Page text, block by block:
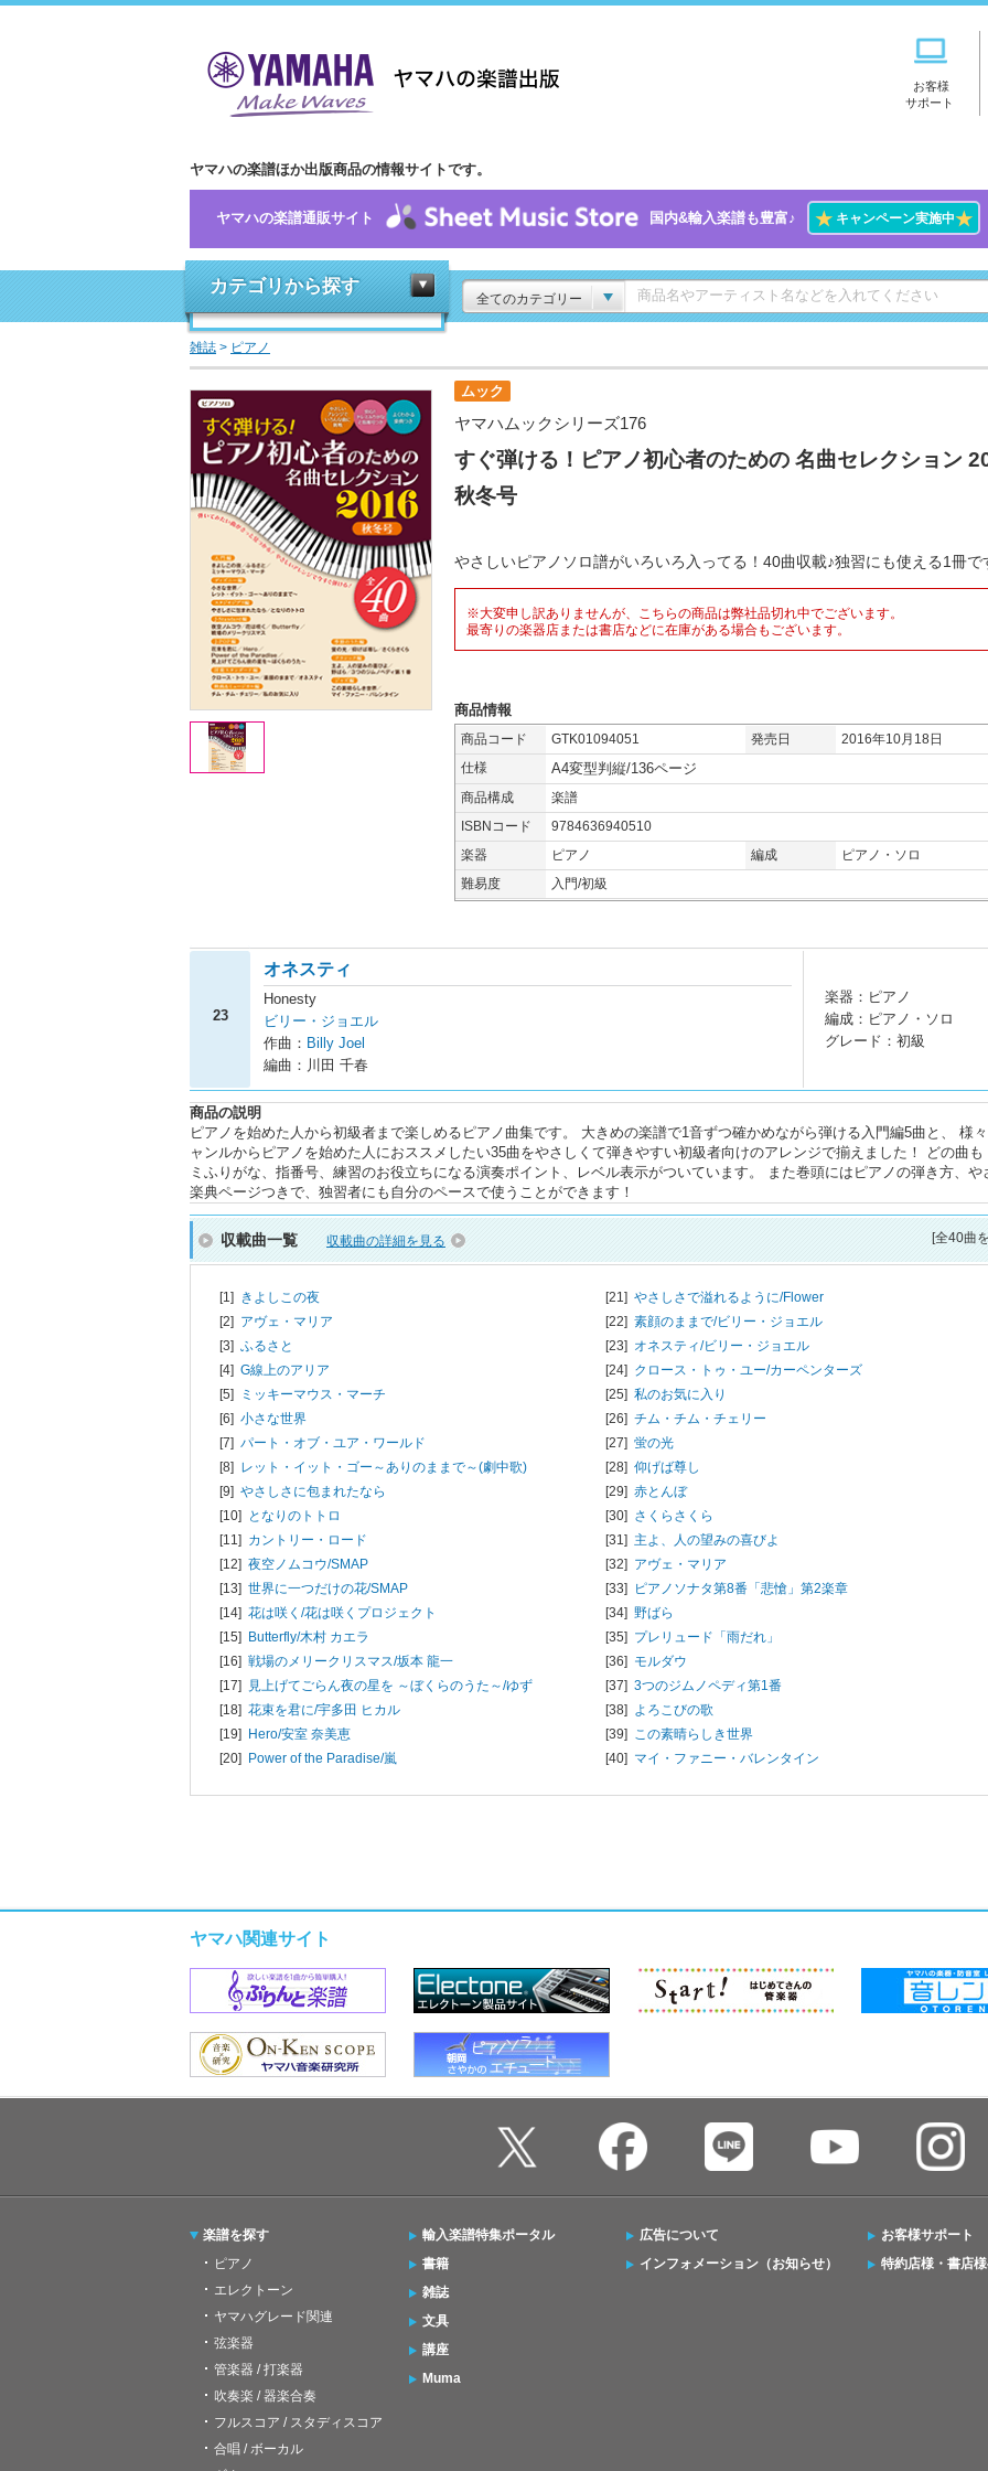
お客様
サポート
ヤマハの楽譜ほか出版商品の情報サイトです。
ヤマハの楽譜通販サイト 国内&輸入楽譜も豊富♪ ★キャンペーン実施中★
カテゴリから探す
全てのカテゴリー
雑誌 > ピアノ
ムック
ヤマハムックシリーズ176
すぐ弾ける！ピアノ初心者のための 名曲セレクション
秋冬号
やさしいピアノソロ譜がいろいろ入ってる！40曲収載♪独習にも使える1冊で
※大変申し訳ありませんが、こちらの商品は弊社品切れ中でございます。
最寄りの楽器店または書店などに在庫がある場合もございます。
商品情報
商品コード GTK01094051 発売日
2016年10月18日
仕様
A4変型判縦/136ページ
商品構成
楽譜
ISBNコード
9784636940510
楽器
ピアノ 編成
ピアノ・ソロ
難易度
入門/初級
23
オネスティ
Honesty
ビリー・ジョエル
作曲： Billy Joel
編曲：川田 千春
楽器：ピアノ
編成：ピアノ・ソロ
グレード：初級
商品の説明
ピアノを始めた人から初級者まで楽しめるピアノ曲集です。 大きめの楽譜で1音ずつ確かめながら弾ける入門編5曲と、 様
ャンルからピアノを始めた人におススメしたい35曲をやさしくて弾きやすい初級者向けのアレンジで揃えました！ どの曲も
ミふりがな、指番号、練習のお役立ちになる演奏ポイント、レベル表示がついています。 また巻頭にはピアノの弾き方、や
楽典ページつきで、独習者にも自分のペースで使うことができます！
収載曲一覧 収載曲の詳細を見る [全40曲
[1] きよしこの夜
[2] アヴェ・マリア
[3] ふるさと
[4] G線上のアリア
[5]
ミッキーマウス・マーチ
[6] 小さな世界
[7] パート・オブ・ユア・ワールド
[8] レット・イット・ゴー～ありのままで～(劇中歌)
[9] やさしさに包まれたなら
[10] となりのトトロ
[11] カントリー・ロード
[12] 夜空ノムコウ/SMAP
[13] 世界に一つだけの花/SMAP
[14] 花は咲く/花は咲くプロジェクト
[15] Butterfly/木村 カエラ
[16] 戦場のメリークリスマス/坂本 龍一
[17] 見上げてごらん夜の星を ～ぼくらのうた～/ゆず
[18] 花束を君に/宇多田 ヒカル
[19] Hero/安室 奈美恵
[20] Power of the Paradise/嵐
[21] やさしさで溢れるように/Flower
[22] 素顔のままで/ビリー・ジョエル
[23] オネスティ/ビリー・ジョエル
[24] クロース・トゥ・ユー/カーペンターズ
[25] 私のお気に入り
[26] チム・チム・チェリー
[27] 蛍の光
[28] 仰げば尊し
[29] 赤とんぼ
[30] さくらさくら
[31] 主よ、人の望みの喜びよ
[32] アヴェ・マリア
[33] ピアノソナタ第8番「悲愴」第2楽章
[34] 野ばら
[35] プレリュード「雨だれ」
[36] モルダウ
[37] 3つのジムノペディ第1番
[38] よろこびの歌
[39] この素晴らしき世界
[40] マイ・ファニー・バレンタイン
ヤマハ関連サイト
楽譜を探す
ピアノ
エレクトーン
ヤマハグレード関連
弦楽器
管楽器 / 打楽器
吹奏楽 / 器楽合奏
フルスコア / スタディスコア
合唱 / ボーカル
輸入楽譜特集ポータル
書籍
雑誌
文具
講座
Muma
広告について
インフォメーション（お知らせ）
お客様サポート
特約店様・書店